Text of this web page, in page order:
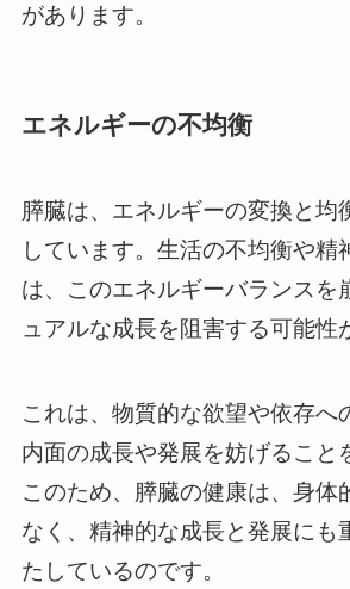
があります。
エネルギーの不均衡
膵臓は、エネルギーの変換と均
しています。生活の不均衡や精
は、このエネルギーバランスを
ュアルな成長を阻害する可能性
これは、物質的な欲望や依存へ
内面の成長や発展を妨げること
このため、膵臓の健康は、身体
なく、精神的な成長と発展にも
たしているのです。